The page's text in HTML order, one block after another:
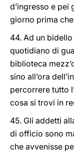
d’ingresso e
giorno prima
44. Ad un
quotidiano di
biblioteca
sino all’ora
percorrere tutto
cosa si trovi in
45. Gli addetti
di officio sono
che avvenisse